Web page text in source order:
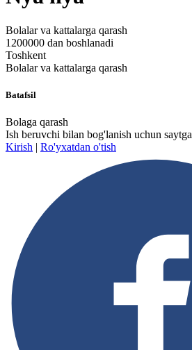
Bolalar va kattalarga qarash
1200000 dan boshlanadi
Toshkent
Bolalar va kattalarga qarash
Batafsil
Bolaga qarash
Ish beruvchi bilan bog'lanish uchun saytga
Kirish | Ro'yxatdan o'tish